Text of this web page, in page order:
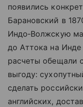
появились
Барановский в
Индо‑Волжскую
до Аттока на
расчеты обещали
выгоду:
сделать
английских,